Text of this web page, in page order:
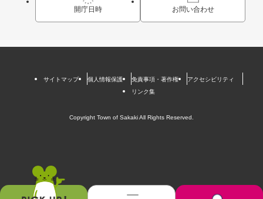
開庁日時 お問い合わせ
サイトマップ 個人情報保護 免責事項・著作権
アクセシビリティ
リンク集
Copyright Town of Sakaki All Rights Reserved.